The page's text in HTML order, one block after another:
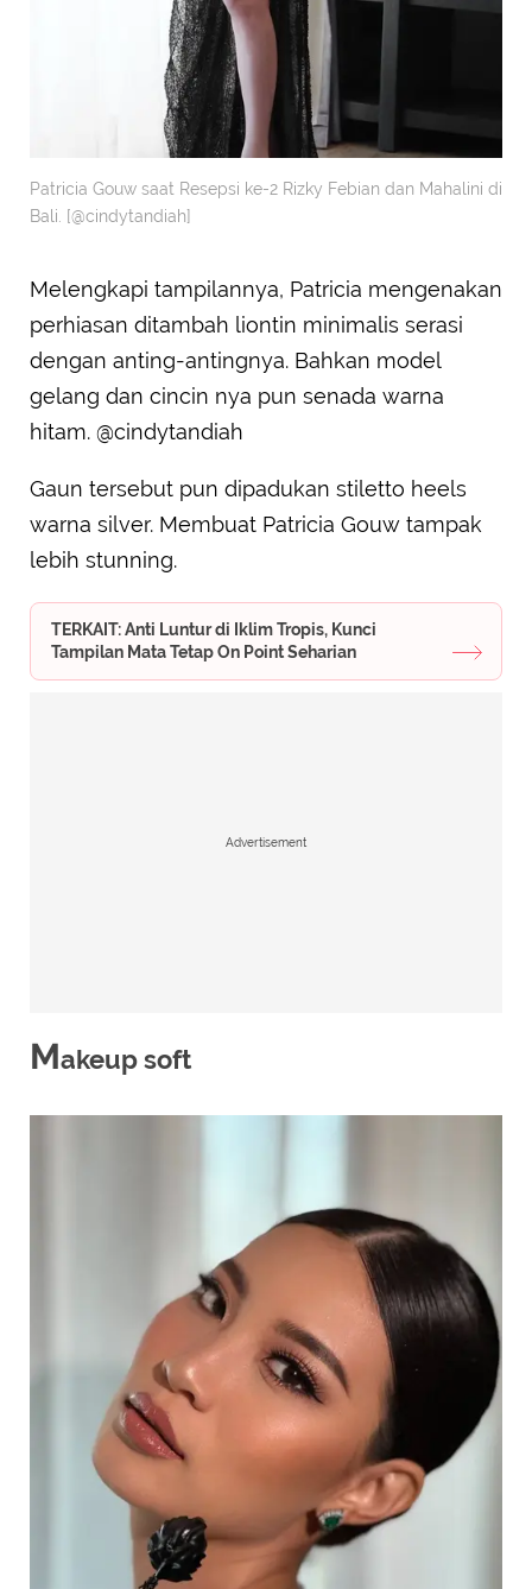
Patricia Gouw saat Resepsi ke-2 Rizky Febian dan Mahalini di
Bali. [@cindytandiah]
Melengkapi tampilannya, Patricia mengenakan
perhiasan ditambah liontin minimalis serasi
dengan anting-antingnya. Bahkan model
gelang dan cincin nya pun senada warna
hitam. @cindytandiah
Gaun tersebut pun dipadukan stiletto heels
warna silver. Membuat Patricia Gouw tampak
lebih stunning.
TERKAIT: Anti Luntur di Iklim Tropis, Kunci
Tampilan Mata Tetap On Point Seharian
Advertisement
Makeup soft